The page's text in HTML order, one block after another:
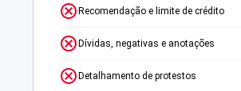
Recomendação e limite de crédito
Dívidas, negativas e anotações
Detalhamento de protestos